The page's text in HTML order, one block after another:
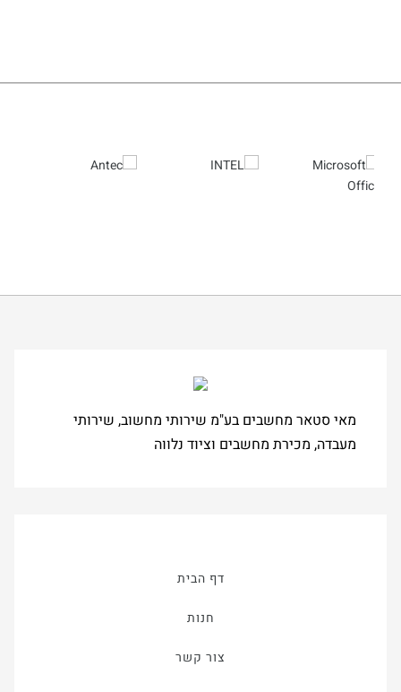
מאי סטאר מחשבים בע"מ שירותי מחשוב, שירותי
מעבדה, מכירת מחשבים וציוד נלווה
דף הבית
חנות
צור קשר